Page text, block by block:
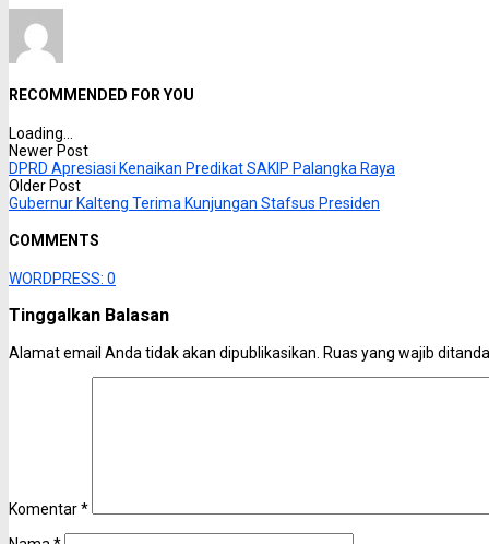
RECOMMENDED FOR YOU
Loading...
Newer Post
DPRD Apresiasi Kenaikan Predikat SAKIP Palangka Raya
Older Post
Gubernur Kalteng Terima Kunjungan Stafsus Presiden
COMMENTS
WORDPRESS: 0
Tinggalkan Balasan
Alamat email Anda tidak akan dipublikasikan. Ruas yang wajib
Komentar*